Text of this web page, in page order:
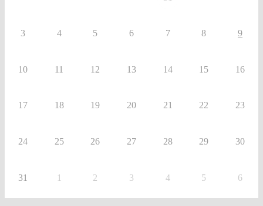
3 4 5 6 7 8 9
10 11 12 13 14 15 16
17 18 19 20 21 22 23
24 25 26 27 28 29 30
31 1 2 3 4 5 6